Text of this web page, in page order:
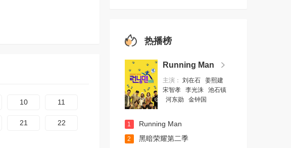
10 11
21 22
热播榜
Running Man
主演： 刘在石
姜熙建
宋智孝
李光洙
池石镇
河东勋
金钟国
1 Running Man
2 黑暗荣耀第二季